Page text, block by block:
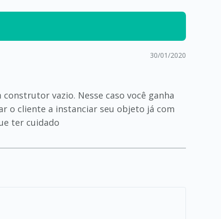
30/01/2020
vazio. Nesse caso você ganha
o cliente a instanciar seu objeto já com
ter cuidado